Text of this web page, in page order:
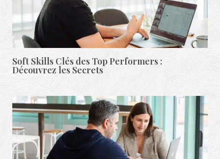
Soft Skills Clés des Top Performers :
Découvrez les Secrets